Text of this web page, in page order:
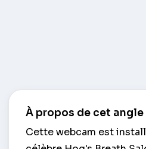
À propos de cet angle
Cette webcam est